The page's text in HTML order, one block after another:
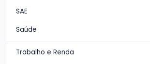
SAE
Saúde
Trabalho e Renda